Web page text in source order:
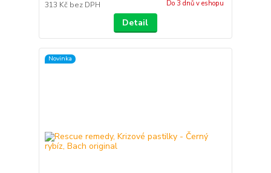
313 Kč bez DPH Do 3 dnů v eshopu
Detail
Novinka